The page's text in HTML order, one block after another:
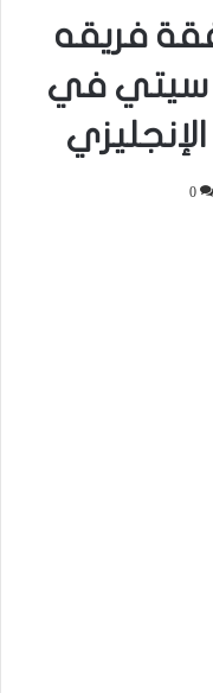
فريقه
سيتي في
0